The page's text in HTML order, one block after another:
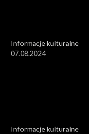
Informacje kulturalne
07.08.2024
Informacje kulturalne